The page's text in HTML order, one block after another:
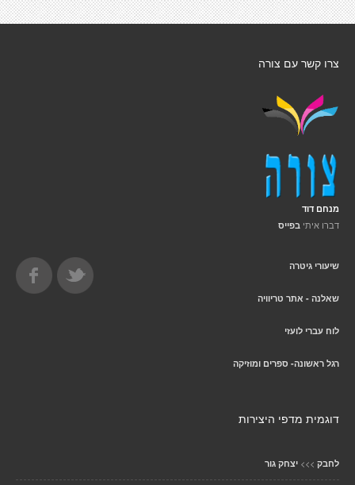
צרו קשר עם צורה
מנחם דוד
דברו איתי בפייס
שיעורי גיטרה
שאלנה - אתר טריוויה
לוח עברי לועזי
רגל ראשונה- ספרים ומוזיקה
דוגמית מדפי היצירות
לחבק >>> יצחק גור